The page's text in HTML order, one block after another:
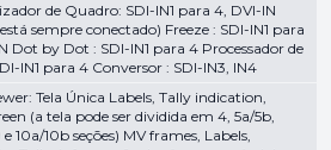
de Quadro: SDI-IN1 para 4, DVI-IN
sempre conectado) Freeze : SDI-IN1 para
Dot by Dot : SDI-IN1 para 4 Processador de
IN1 para 4 Conversor : SDI-IN3, IN4
Tela Única Labels, Tally indication,
(a tela pode ser dividida em 4, 5a/5b,
10a/10b seções) MV frames, Labels,